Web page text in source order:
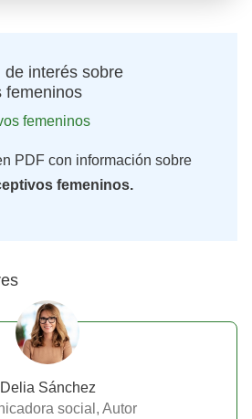
de interés sobre
femeninos
femeninos
PDF con información sobre
femeninos.
Delia Sánchez
social, Autor